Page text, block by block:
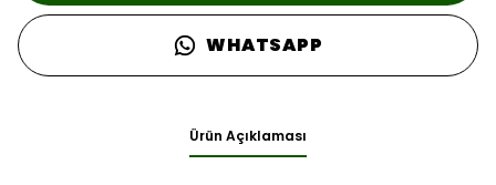
WHATSAPP
Ürün Açıklaması